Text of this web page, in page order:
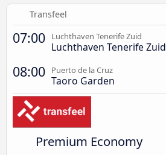
Transfeel
07:00 Luchthaven Tenerife Zuid
Luchthaven Tenerife Zuid
08:00 Puerto de la Cruz
Taoro Garden
Premium Economy